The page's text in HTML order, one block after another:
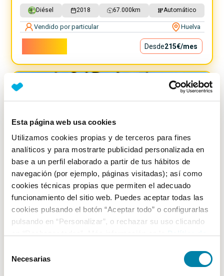
Esta página web usa cookies
Utilizamos cookies propias y de terceros para fines
analíticos y para mostrarte publicidad personalizada en
base a un perfil elaborado a partir de tus hábitos de
navegación (por ejemplo, páginas visitadas); así como
cookies técnicas propias que permiten el adecuado
funcionamiento del sitio web. Puedes aceptar todas las
cookies pulsando el botón “Aceptar todo” o configurarlas
pulsando en “Personalizar”, o rechazar su uso clicando
Necesarias
Diésel 2018 67.000 km Automático
Vendido por particular Huelva
Desde215€/mes
1.8 125h Advance